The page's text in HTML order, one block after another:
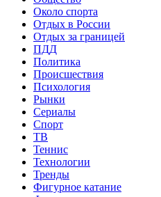
Около спорта
Отдых в России
Отдых за границей
ПДД
Политика
Происшествия
Психология
Рынки
Сериалы
Спорт
ТВ
Теннис
Технологии
Тренды
Фигурное катание